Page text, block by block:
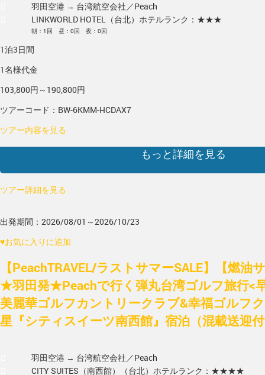
羽田空港 → 台湾航空会社／Peach
LINKWORLD HOTEL（台北） ホテルランク：★★★
朝：1回 昼：0回 夜：0回
1泊3日間
1名様代金
103,800円～190,800円
ツアーコード：BW-6KMM-HCDAX7
ツアー内容を見る
もっと詳細を見る
ツアー詳細を見る
出発期間：2026/08/01～2026/10/23
♥お気に入りに追加
【PeachTRAVEL/ラストサマーSALE】【燃油
★羽田発★Peachで行く弾丸台湾ゴルフ旅行<
美麗華ゴルフカントリークラブ&幸福ゴルフ
星『シティスイーツ南西館』宿泊（混載送迎
羽田空港 → 台湾航空会社／Peach
CITY SUITES（南西館）（台北） ホテルランク：★★★★